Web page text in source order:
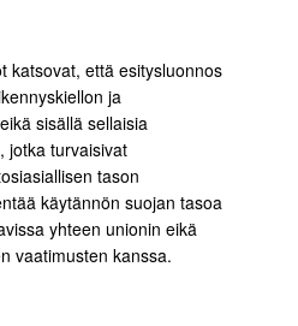
katsovat, että esitysluonnos
ja
sisällä sellaisia
jotka turvaisivat
tason
käytännön suojan tasoa
yhteen unionin eikä
vaatimusten kanssa.